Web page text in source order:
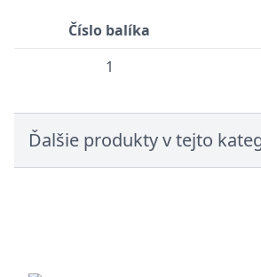
Číslo balíka
1
Ďalšie produkty v tejto